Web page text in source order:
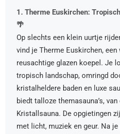
1. Therme Euskirchen:
🌴
Op slechts een klein uurtje
vind je Therme Euskirchen,
reusachtige glazen koepel. Je
tropisch landschap, omringd
kristalheldere baden en luxe
biedt talloze themasauna’s,
Kristallsauna. De opgietingen
met licht, muziek en geur. Na